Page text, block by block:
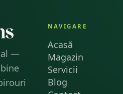
—
NAVIGARE
Acasă
Magazin
Servicii
Blog